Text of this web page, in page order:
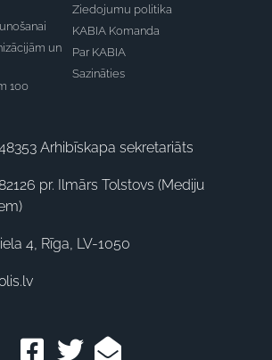
un
100
Ziedojumu politika
KABIA Komanda
Par KABIA
Sazināties
Arhibīskapa sekretariāts
pr. Ilmārs Tolstovs (Mediju
4, Rīga, LV-1050